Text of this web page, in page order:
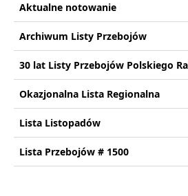
Aktualne notowanie
Archiwum Listy Przebojów
30 lat Listy Przebojów Polskiego
Okazjonalna Lista Regionalna
Lista Listopadów
Lista Przebojów # 1500